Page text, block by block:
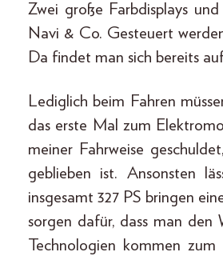
Zwei große Farbdisplays
Navi & Co. Gesteuert
Da findet man sich bereits
Lediglich beim Fahren
das erste Mal zum
meiner Fahrweise
geblieben ist. Ansonsten
insgesamt 327 PS bringen
sorgen dafür, dass man
Technologien kommen